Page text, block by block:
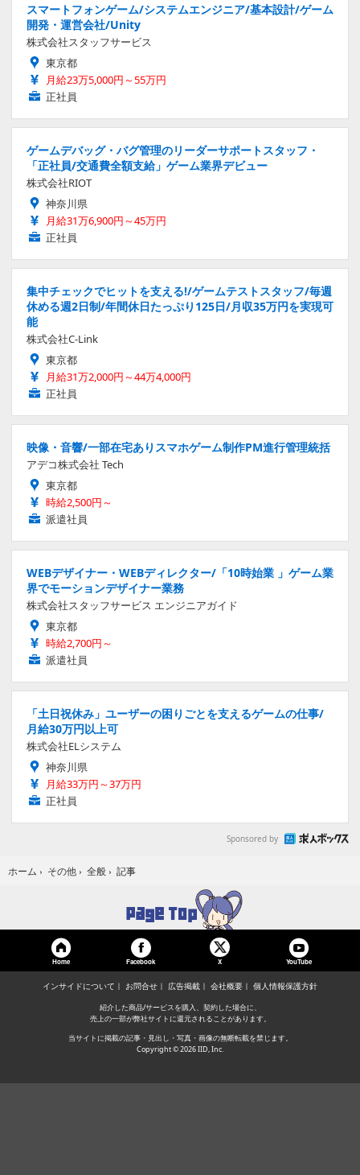
スマートフォンゲーム/システムエンジニア/基本設計/ゲーム
開発・運営会社/Unity
株式会社スタッフサービス
東京都
月給23万5,000円～55万円
正社員
ゲームデバッグ・バグ管理のリーダーサポートスタッフ・
「正社員/交通費全額支給」ゲーム業界デビュー
株式会社RIOT
神奈川県
月給31万6,900円～45万円
正社員
集中チェックでヒットを支える!/ゲームテストスタッフ/毎週
休める週2日制/年間休日たっぷり125日/月収35万円を実現可
能
株式会社C-Link
東京都
月給31万2,000円～44万4,000円
正社員
映像・音響/一部在宅ありスマホゲーム制作PM進行管理統括
アデコ株式会社 Tech
東京都
時給2,500円～
派遣社員
WEBデザイナー・WEBディレクター/「10時始業 」ゲーム業
界でモーションデザイナー業務
株式会社スタッフサービス エンジニアガイド
東京都
時給2,700円～
派遣社員
「土日祝休み」ユーザーの困りごとを支えるゲームの仕事/
月給30万円以上可
株式会社ELシステム
神奈川県
月給33万円～37万円
正社員
Sponsored by
ホーム › その他 › 全般 › 記事
Home Facebook X YouTube
インサイドについて お問合せ 広告掲載 会社概要 個人情報保護方針
紹介した商品/サービスを購入、契約した場合に、
売上の一部が弊社サイトに還元されることがあります。
当サイトに掲載の記事・見出し・写真・画像の無断転載を禁じます。
Copyright © 2026 IID, Inc.